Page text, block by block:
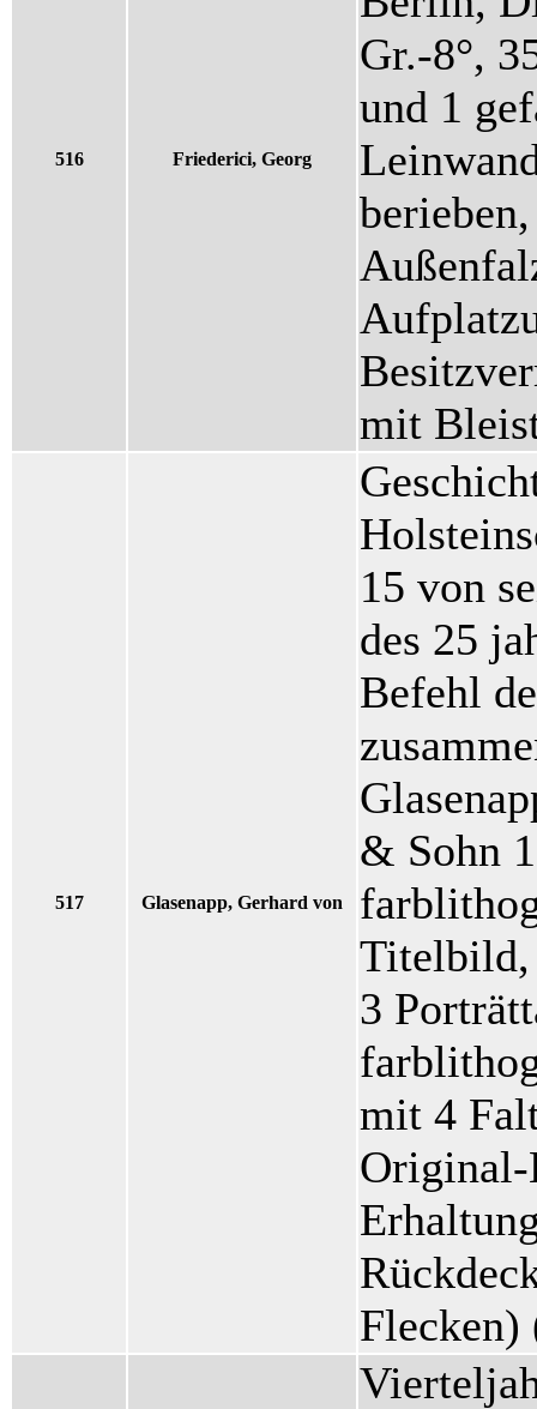
516 Friederici, Georg
Gr.-8°,
und 1
mit
517 Glasenapp, Gerhard von
15 von
des 25
Befehl
& Sohn
3
mit 4
Original-